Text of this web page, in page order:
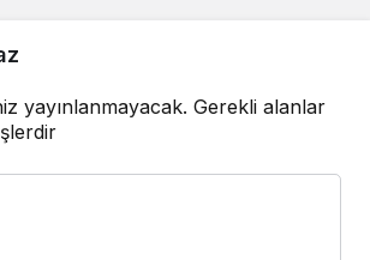
yayınlanmayacak. Gerekli alanlar